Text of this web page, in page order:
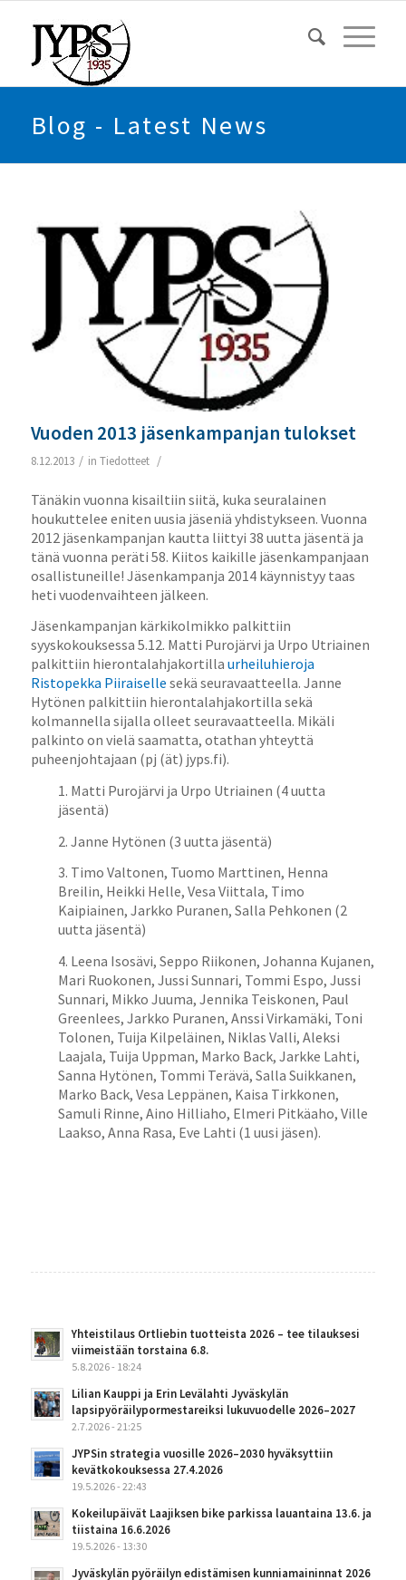
Blog - Latest News
Vuoden 2013 jäsenkampanjan tulokset
8.12.2013 / in Tiedotteet /
Tänäkin vuonna kisailtiin siitä, kuka seuralainen
houkuttelee eniten uusia jäseniä yhdistykseen. Vuonna
2012 jäsenkampanjan kautta liittyi 38 uutta jäsentä ja
tänä vuonna peräti 58. Kiitos kaikille jäsenkampanjaan
osallistuneille! Jäsenkampanja 2014 käynnistyy taas
heti vuodenvaihteen jälkeen.
Jäsenkampanjan kärkikolmikko palkittiin
syyskokouksessa 5.12. Matti Purojärvi ja Urpo Utriainen
palkittiin hierontalahjakortilla urheiluhieroja
Ristopekka Piiraiselle sekä seuravaatteella. Janne
Hytönen palkittiin hierontalahjakortilla sekä
kolmannella sijalla olleet seuravaatteella. Mikäli
palkinto on vielä saamatta, otathan yhteyttä
puheenjohtajaan (pj (ät) jyps.fi).
1. Matti Purojärvi ja Urpo Utriainen (4 uutta
jäsentä)
2. Janne Hytönen (3 uutta jäsentä)
3. Timo Valtonen, Tuomo Marttinen, Henna
Breilin, Heikki Helle, Vesa Viittala, Timo
Kaipiainen, Jarkko Puranen, Salla Pehkonen (2
uutta jäsentä)
4. Leena Isosävi, Seppo Riikonen, Johanna Kujanen,
Mari Ruokonen, Jussi Sunnari, Tommi Espo, Jussi
Sunnari, Mikko Juuma, Jennika Teiskonen, Paul
Greenlees, Jarkko Puranen, Anssi Virkamäki, Toni
Tolonen, Tuija Kilpeläinen, Niklas Valli, Aleksi
Laajala, Tuija Uppman, Marko Back, Jarkke Lahti,
Sanna Hytönen, Tommi Terävä, Salla Suikkanen,
Marko Back, Vesa Leppänen, Kaisa Tirkkonen,
Samuli Rinne, Aino Hilliaho, Elmeri Pitkäaho, Ville
Laakso, Anna Rasa, Eve Lahti (1 uusi jäsen).
Yhteistilaus Ortliebin tuotteista 2026 – tee tilauksesi
viimeistään torstaina 6.8.
5.8.2026 - 18:24
Lilian Kauppi ja Erin Levälahti Jyväskylän
lapsipyöräilypormestareiksi lukuvuodelle 2026–2027
2.7.2026 - 21:25
JYPSin strategia vuosille 2026–2030 hyväksyttiin
kevätkokouksessa 27.4.2026
19.5.2026 - 22:43
Kokeilupäivät Laajiksen bike parkissa lauantaina 13.6. ja
tiistaina 16.6.2026
19.5.2026 - 13:30
Jyväskylän pyöräilyn edistämisen kunniamaininnat 2026